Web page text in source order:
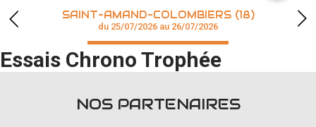
CHAMPIONNAT
RÉSULTATS
SAINT-AMAND-COLOMBIERS (18)
du 25/07/2026 au 26/07/2026
Essais Chrono Trophée
NOS PARTENAIRES